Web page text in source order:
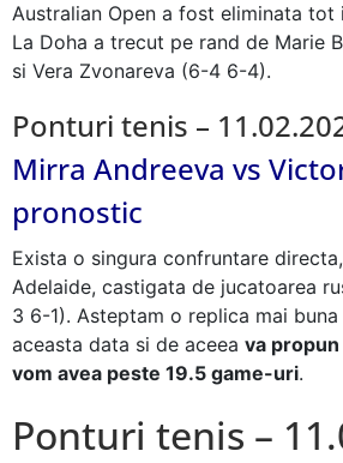
Australian Open a fost eliminata tot
La Doha a trecut pe rand de Marie
si Vera Zvonareva (6-4 6-4).
Ponturi tenis –
Mirra Andreeva vs
pronostic
Exista o singura confruntare
Adelaide, castigata de jucatoarea
3 6-1). Asteptam o replica mai
aceasta data si de aceea va
vom avea peste 19.5 game-uri.
Ponturi tenis –